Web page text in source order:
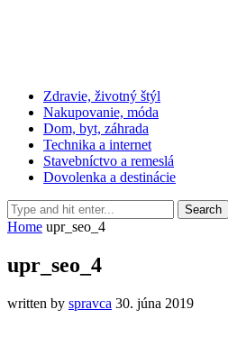
Zdravie, životný štýl
Nakupovanie, móda
Dom, byt, záhrada
Technika a internet
Stavebníctvo a remeslá
Dovolenka a destinácie
Home upr_seo_4
upr_seo_4
written by spravca 30. júna 2019